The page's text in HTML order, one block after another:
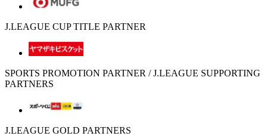
J.LEAGUE CUP TITLE PARTNER
SPORTS PROMOTION PARTNER / J.LEAGUE SUPPORTING
PARTNERS
J.LEAGUE GOLD PARTNERS